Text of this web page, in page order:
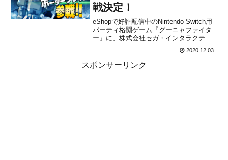
戦決定！
eShopで好評配信中のNintendo Switch用
パーティ格闘ゲーム『グーニャファイタ
ー』に、株式会社セガ・インタラクティ
ズ『ボーダーブレイク』が参戦すること
が株式会社MUTANから発表されました。
Switch版および全国のゲームセンター...
2020.12.03
スポンサーリンク